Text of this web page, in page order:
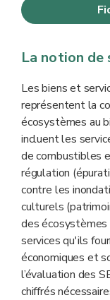
La notion de
Les biens et
représentent la
écosystèmes au
incluent les
de combustibles
régulation
contre les
culturels
des écosystèmes
services qu'ils
économiques et
l’évaluation des
chiffrés